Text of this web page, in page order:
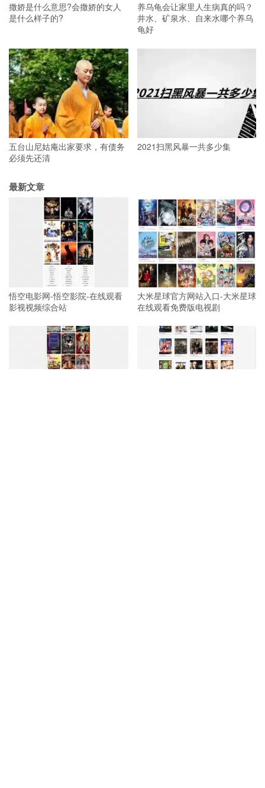
撒娇是什么意思?会撒娇的女人
是什么样子的?
养乌龟会让家里人生病真的吗？
井水、矿泉水、自来水哪个养乌
龟好
五台山尼姑庵出家要求，有债务
必须先还清
2021扫黑风暴一共多少集
最新文章
悟空电影网-悟空影院-在线观看
影视视频综合站
大米星球官方网站入口-大米星球
在线观看免费版电视剧